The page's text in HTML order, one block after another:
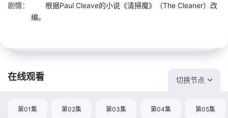
剧情：
根据Paul Cleave的小说《清掃魔》（The Cleaner）改
编。
在线观看 切换节点
第01集 第02集 第03集 第04集 第05集